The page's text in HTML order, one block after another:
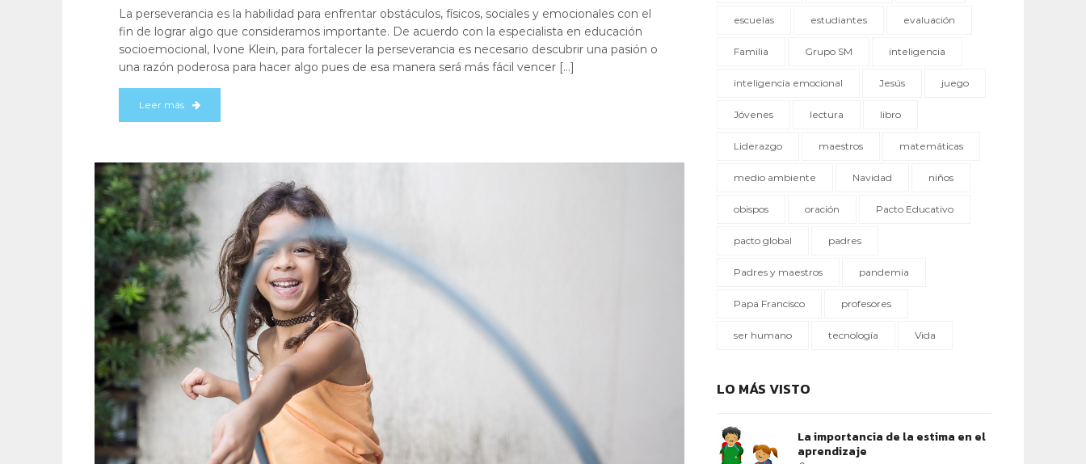
La perseverancia es la habilidad para enfrentar obstáculos, físicos, sociales y emocionales con el
fin de lograr algo que consideramos importante. De acuerdo con la especialista en educación
socioemocional, Ivone Klein, para fortalecer la perseverancia es necesario descubrir una pasión o
una razón poderosa para hacer algo pues de esa manera será más fácil vencer […]
Leer más
escuelas estudiantes evaluación
Familia Grupo SM inteligencia
inteligencia emocional Jesús juego
Jóvenes lectura libro
Liderazgo maestros matemáticas
medio ambiente Navidad niños
obispos oración Pacto Educativo
pacto global padres
Padres y maestros pandemia
Papa Francisco profesores
ser humano tecnología Vida
LO MÁS VISTO
La importancia de la estima en el
aprendizaje